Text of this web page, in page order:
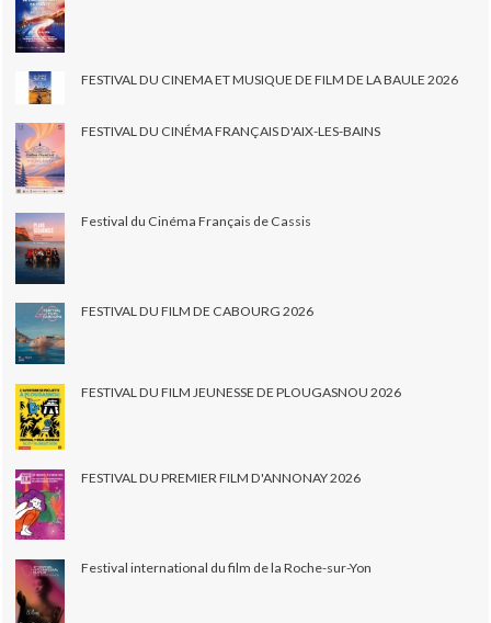
FESTIVAL DU CINEMA ET MUSIQUE DE FILM DE LA BAULE 2026
FESTIVAL DU CINÉMA FRANÇAIS D'AIX-LES-BAINS
Festival du Cinéma Français de Cassis
FESTIVAL DU FILM DE CABOURG 2026
FESTIVAL DU FILM JEUNESSE DE PLOUGASNOU 2026
FESTIVAL DU PREMIER FILM D'ANNONAY 2026
Festival international du film de la Roche-sur-Yon